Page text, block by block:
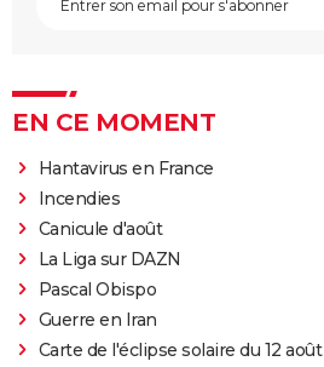
EN CE MOMENT
Hantavirus en France
Incendies
Canicule d'août
La Liga sur DAZN
Pascal Obispo
Guerre en Iran
Carte de l'éclipse solaire du 12 août